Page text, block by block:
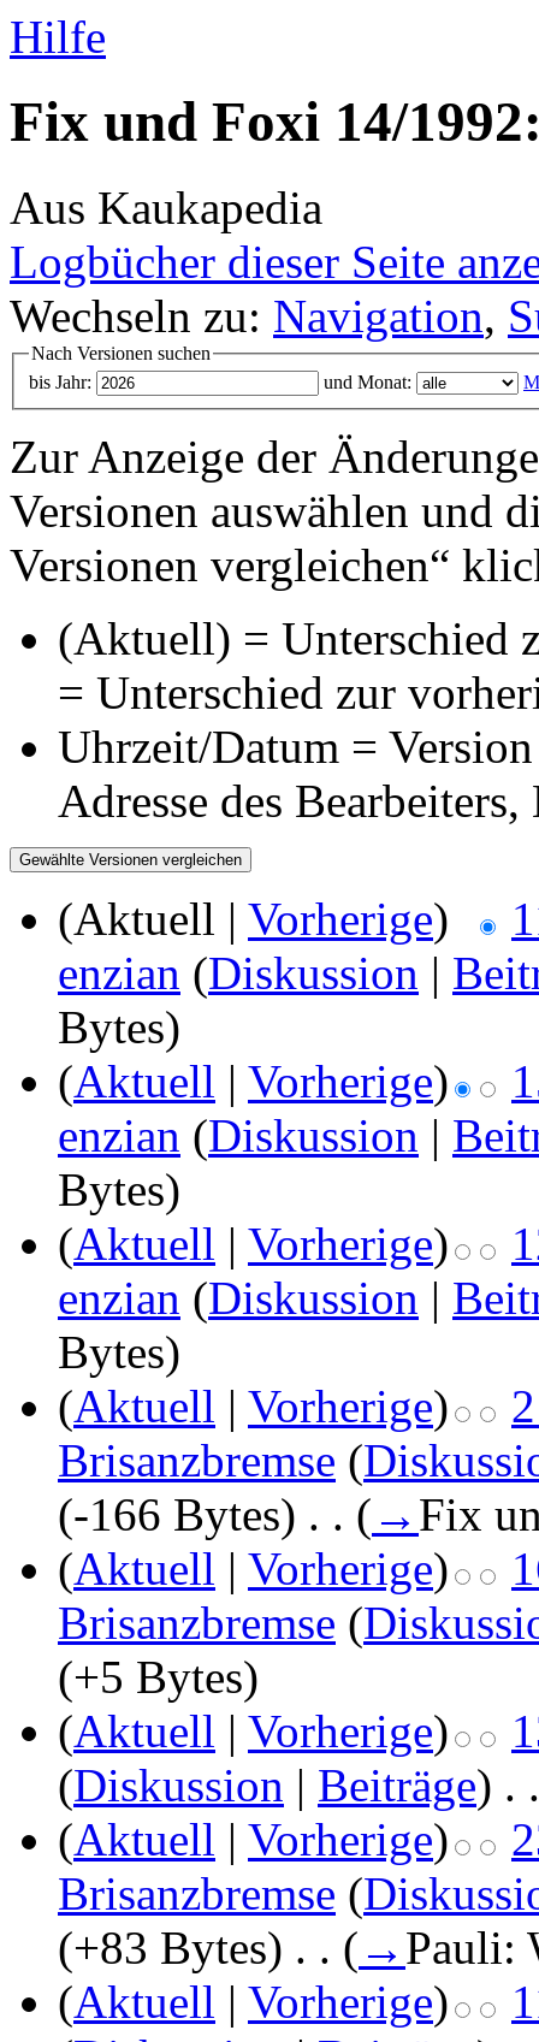
Hilfe
Fix und Foxi 14/
Aus Kaukapedia
Logbücher dieser Seite
Wechseln zu: Navigation,
Nach Versionen suchen
bis Jahr:
und Monat:
Zur Anzeige der
Versionen auswählen und
Versionen vergleichen“
(Aktuell) = Unterschied
= Unterschied zur
Uhrzeit/Datum =
Adresse des
(Aktuell | Vorherige)
enzian (Diskussion |
Bytes)
(Aktuell | Vorherige)
enzian (Diskussion |
Bytes)
(Aktuell | Vorherige)
enzian (Diskussion |
Bytes)
(Aktuell | Vorherige)
Brisanzbremse (
(-166 Bytes) . . ( → Fix
(Aktuell | Vorherige)
Brisanzbremse (
(+5 Bytes)
(Aktuell | Vorherige)
(Diskussion | Beiträge) . .
(Aktuell | Vorherige)
Brisanzbremse (
(+83 Bytes) . . ( → Pauli:
(Aktuell | Vorherige)